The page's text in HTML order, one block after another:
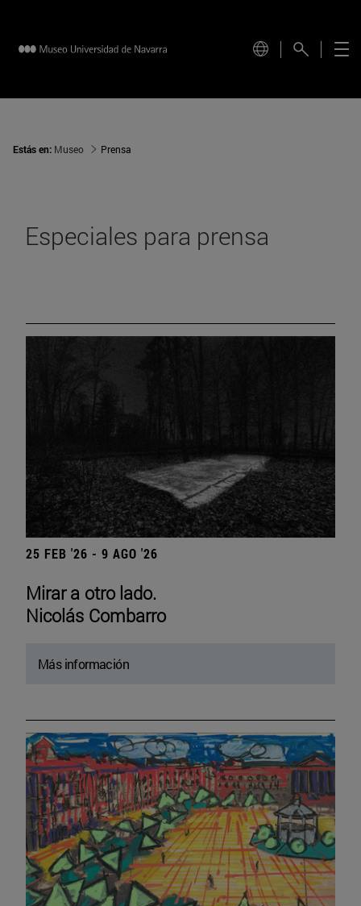
Estás en: Museo Prensa
Especiales para prensa
25 FEB '26 - 9 AGO '26
Mirar a otro lado.
Nicolás Combarro
Más información